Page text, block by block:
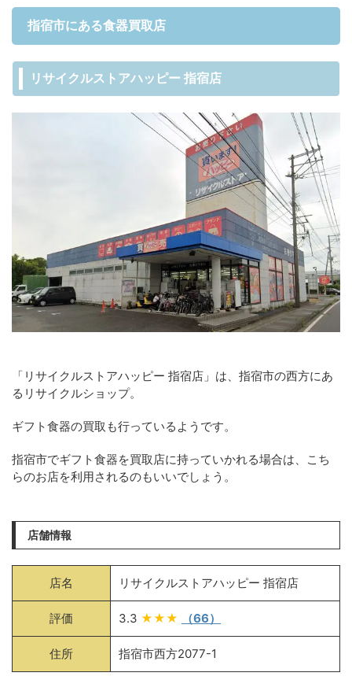
指宿市にある食器買取店
リサイクルストアハッピー 指宿店
「リサイクルストアハッピー 指宿店」は、指宿市の西方にあ
るリサイクルショップ。
ギフト食器の買取も行っているようです。
指宿市でギフト食器を買取店に持っていかれる場合は、こち
らのお店を利用されるのもいいでしょう。
店舗情報
店名 リサイクルストアハッピー 指宿店
評価 3.3 ★★★ （66）
住所 指宿市西方2077-1